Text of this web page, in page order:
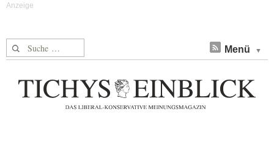
Suche nach: Menü